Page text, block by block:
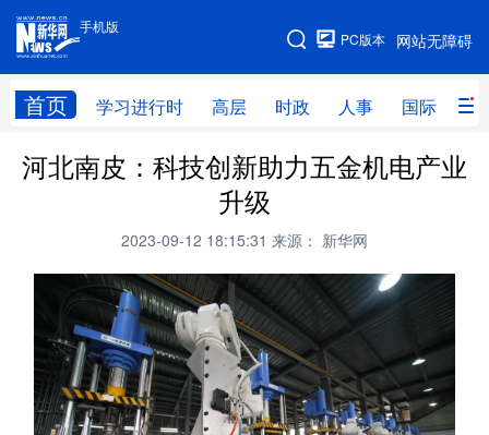
手机版
网站无障碍
PC版本
首页 学习进行时 高层 时政 人事 国际 财
手机版
网站地图
学习进行时 高层 时政 人事
全球连线
科技 科创 量子
文化 书画 健康
访谈 视频 图片 政务
河北南皮：科技创新助力五金机电产业
升级
2023-09-12 18:15:31 来源： 新华网